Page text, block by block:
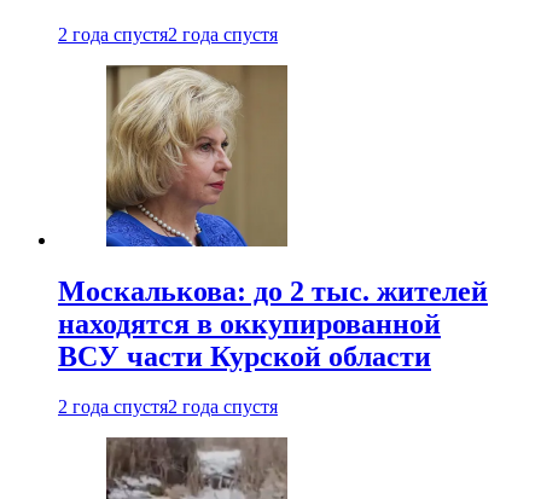
2 года спустя2 года спустя
Москалькова: до 2 тыс. жителей
находятся в оккупированной
ВСУ части Курской области
2 года спустя2 года спустя